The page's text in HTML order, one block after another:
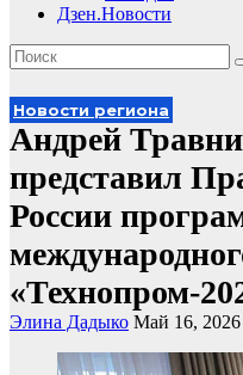
Дзен.Новости
Новости региона
Андрей
представил
России
«Технопром-
Элина Дадыко Май 16, 2026